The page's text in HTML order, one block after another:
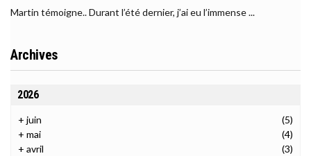
Martin témoigne.. Durant l’été dernier, j’ai eu l’immense ...
Archives
2026
+ juin
(5)
+ mai
(4)
+ avril
(3)